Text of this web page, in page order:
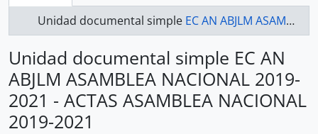
Unidad documental simple EC AN ABJLM ASAMBLEA NACIONAL 2019-2021 - ACTAS ASAMBLEA NACIONAL 2019-2021
Unidad documental simple EC AN
ABJLM ASAMBLEA NACIONAL 2019-
2021 - ACTAS ASAMBLEA NACIONAL
2019-2021